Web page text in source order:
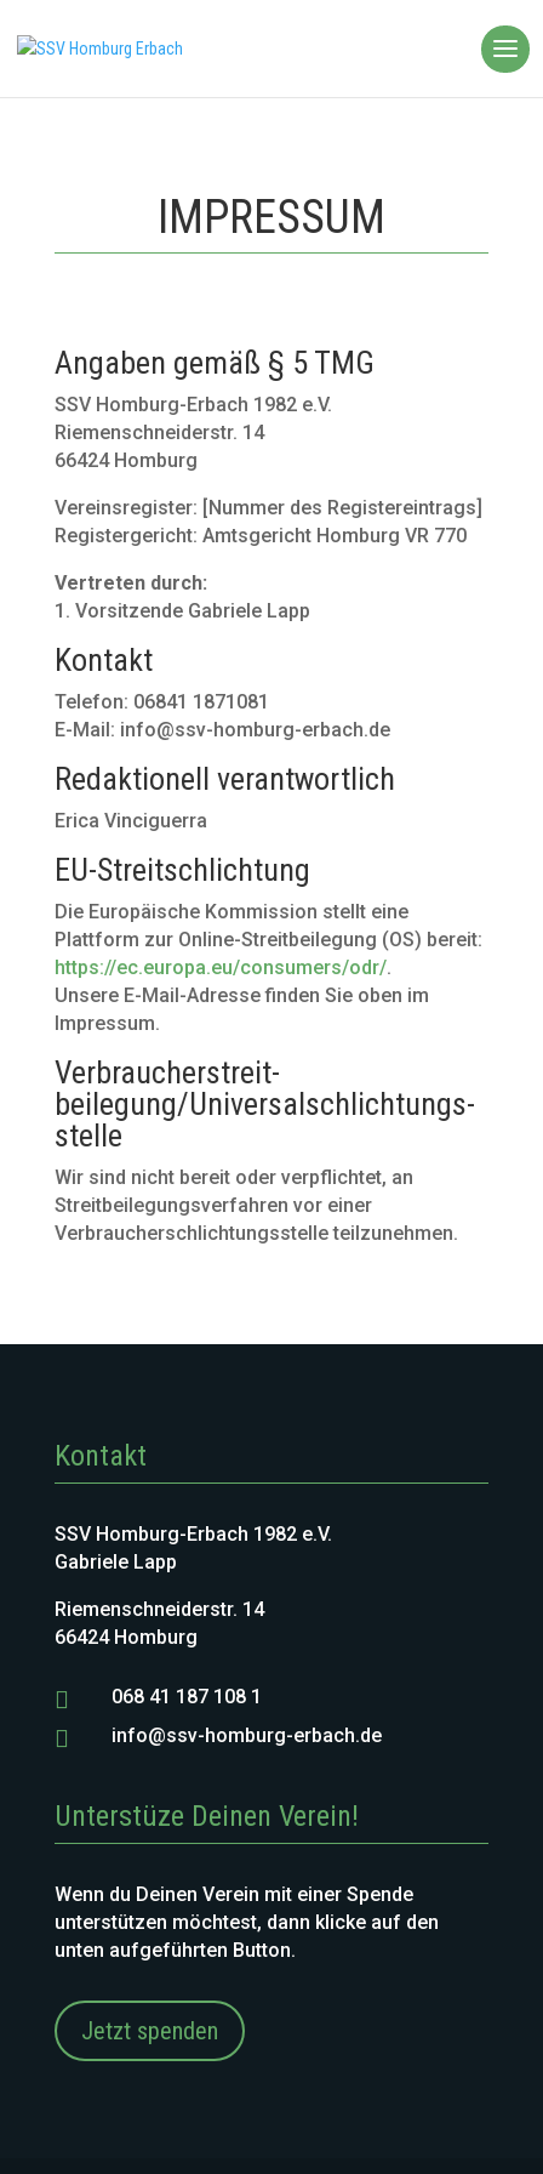
IMPRESSUM
Angaben gemäß § 5 TMG
SSV Homburg-Erbach 1982 e.V.
Riemenschneiderstr. 14
66424 Homburg
Vereinsregister: [Nummer des Registereintrags]
Registergericht: Amtsgericht Homburg VR 770
Vertreten durch:
1. Vorsitzende Gabriele Lapp
Kontakt
Telefon: 06841 1871081
E-Mail: info@ssv-homburg-erbach.de
Redaktionell verantwortlich
Erica Vinciguerra
EU-Streitschlichtung
Die Europäische Kommission stellt eine
Plattform zur Online-Streitbeilegung (OS) bereit:
https://ec.europa.eu/consumers/odr/.
Unsere E-Mail-Adresse finden Sie oben im
Impressum.
Verbraucher­streit­
beilegung/Universal­schlichtungs­
stelle
Wir sind nicht bereit oder verpflichtet, an
Streitbeilegungsverfahren vor einer
Verbraucherschlichtungsstelle teilzunehmen.
Kontakt
SSV Homburg-Erbach 1982 e.V.
Gabriele Lapp
Riemenschneiderstr. 14
66424 Homburg
 068 41 187 108 1
 info@ssv-homburg-erbach.de
Unterstüze Deinen Verein!
Wenn du Deinen Verein mit einer Spende
unterstützen möchtest, dann klicke auf den
unten aufgeführten Button.
Jetzt spenden